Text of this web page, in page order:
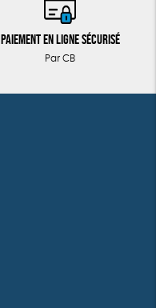
Paiement en ligne sécurisé
Par CB